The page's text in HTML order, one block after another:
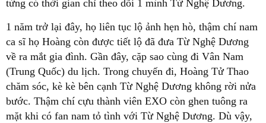
từng có thời gian chỉ theo dõi 1 mình Từ Nghệ Dương.
1 năm trở lại đây, họ liên tục lộ ảnh hẹn hò, thậm chí nam
ca sĩ họ Hoàng còn được tiết lộ đã đưa Từ Nghệ Dương
về ra mắt gia đình. Gần đây, cặp sao cùng đi Vân Nam
(Trung Quốc) du lịch. Trong chuyến đi, Hoàng Tử Thao
chăm sóc, kè kè bên cạnh Từ Nghệ Dương không rời nửa
bước. Thậm chí cựu thành viên EXO còn ghen tuông ra
mặt khi có fan nam tỏ tình với Từ Nghệ Dương. Dù vậy,